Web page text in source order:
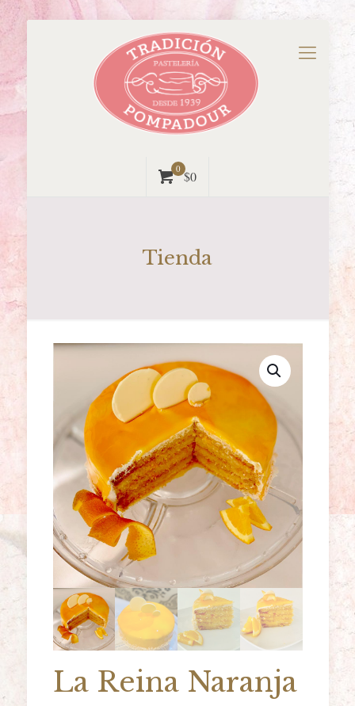
0 $0
Tienda
La Reina Naranja